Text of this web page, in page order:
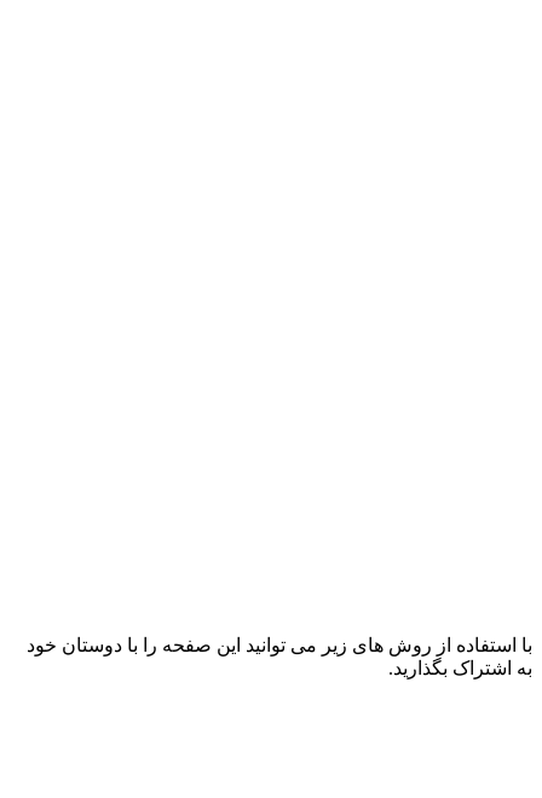
با استفاده از روش های زیر می توانید این صفحه را با دوستان خود
به اشتراک بگذارید.